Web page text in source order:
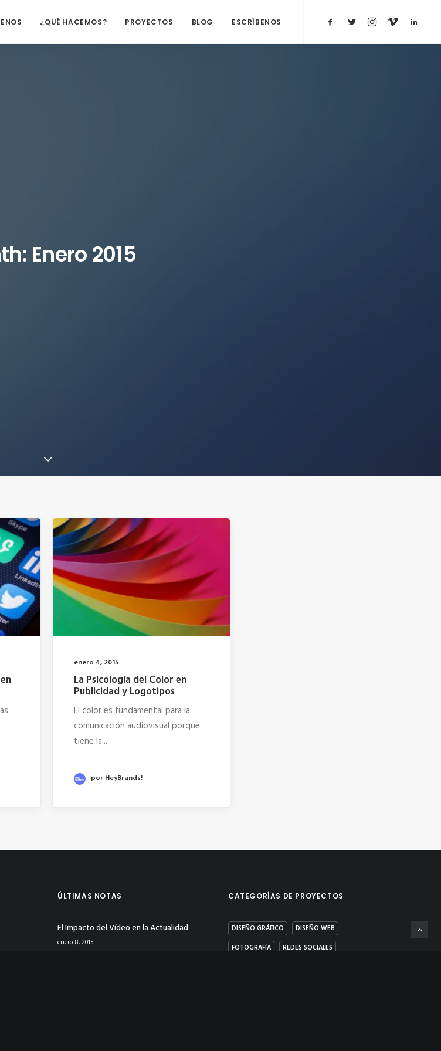
¿QUÉ HACEMOS? PROYECTOS BLOG ESCRÍBENOS
Enero 2015
enero 4, 2015
La Psicología del Color en
Publicidad y Logotipos
El color es fundamental para la
comunicación audiovisual porque
tiene la...
por HeyBrands!
ÚLTIMAS NOTAS
El Impacto del Vídeo en la Actualidad
enero 8, 2015
CATEGORÍAS DE PROYECTOS
DISEÑO GRÁFICO
DISEÑO WEB
FOTOGRAFÍA
REDES SOCIALES